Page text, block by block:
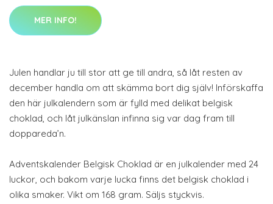
MER INFO!
Julen handlar ju till stor att ge till andra, så låt resten av
december handla om att skämma bort dig själv! Införskaffa
den här julkalendern som är fylld med delikat belgisk
choklad, och låt julkänslan infinna sig var dag fram till
doppareda’n.
Adventskalender Belgisk Choklad är en julkalender med 24
luckor, och bakom varje lucka finns det belgisk choklad i
olika smaker. Vikt om 168 gram. Säljs styckvis.